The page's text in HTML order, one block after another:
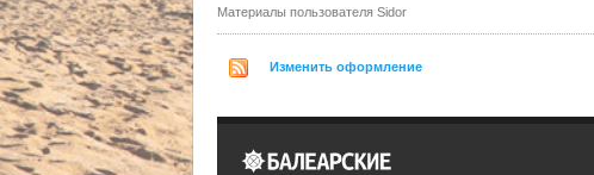
Материалы пользователя Sidor
Изменить оформление